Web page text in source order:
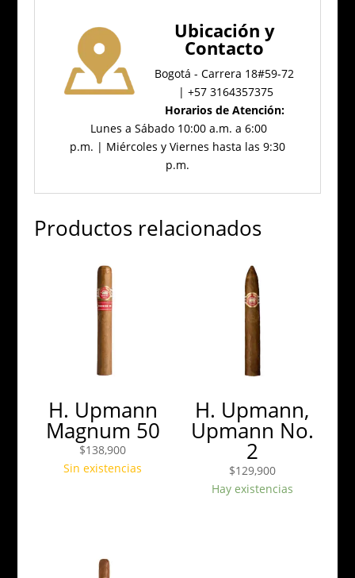
Ubicación y
Contacto
Bogotá - Carrera 18#59-72
| +57 3164357375
Horarios de Atención:
Lunes a Sábado 10:00 a.m. a 6:00
p.m. | Miércoles y Viernes hasta las 9:30
p.m.
Productos relacionados
H. Upmann
Magnum 50
$138,900
Sin existencias
H. Upmann,
Upmann No.
2
$129,900
Hay existencias